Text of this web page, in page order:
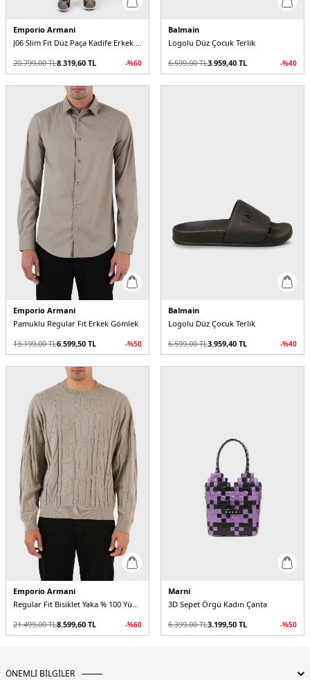
Emporio Armani
J06 Slim Fit Düz Paça Kadife Erkek Pantolon
20.799,00TL8.319,60 TL -%60
Balmain
Logolu Düz Çocuk Terlik
6.599,00TL3.959,40 TL -%40
Emporio Armani
Pamuklu Regular Fit Erkek Gömlek
13.199,00TL6.599,50 TL -%50
Balmain
Logolu Düz Çocuk Terlik
6.599,00TL3.959,40 TL -%40
Emporio Armani
Regular Fit Bisiklet Yaka % 100 Yün Erkek Kazak
21.499,00TL8.599,60 TL -%60
Marni
3D Sepet Örgü Kadın Çanta
6.399,00TL3.199,50 TL -%50
ÖNEMLİ BİLGİLER